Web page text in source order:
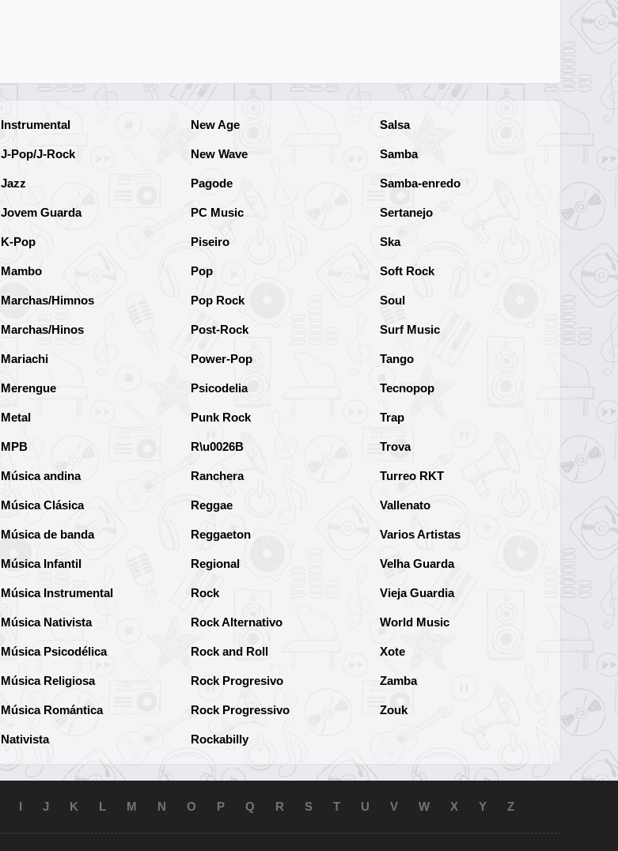
Instrumental
J-Pop/J-Rock
Jazz
Jovem Guarda
K-Pop
Mambo
Marchas/Himnos
Marchas/Hinos
Mariachi
Merengue
Metal
MPB
Música andina
Música Clásica
Música de banda
Música Infantil
Música Instrumental
Música Nativista
Música Psicodélica
Música Religiosa
Música Romántica
Nativista
New Age
New Wave
Pagode
PC Music
Piseiro
Pop
Pop Rock
Post-Rock
Power-Pop
Psicodelia
Punk Rock
R\u0026B
Ranchera
Reggae
Reggaeton
Regional
Rock
Rock Alternativo
Rock and Roll
Rock Progresivo
Rock Progressivo
Rockabilly
Salsa
Samba
Samba-enredo
Sertanejo
Ska
Soft Rock
Soul
Surf Music
Tango
Tecnopop
Trap
Trova
Turreo RKT
Vallenato
Varios Artistas
Velha Guarda
Vieja Guardia
World Music
Xote
Zamba
Zouk
I J K L M N O P Q R S T U V W X Y Z